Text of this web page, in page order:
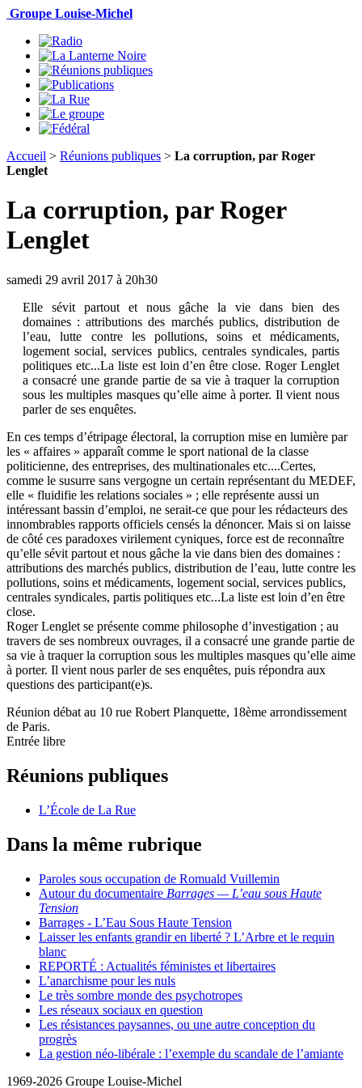
Groupe Louise-Michel
Accueil > Réunions publiques > La corruption, par Roger
Lenglet
La corruption, par Roger
Lenglet
samedi 29 avril 2017 à 20h30
Elle sévit partout et nous gâche la vie dans bien des
domaines : attributions des marchés publics, distribution de
l’eau, lutte contre les pollutions, soins et médicaments,
logement social, services publics, centrales syndicales, partis
politiques etc...La liste est loin d’en être close. Roger Lenglet
a consacré une grande partie de sa vie à traquer la corruption
sous les multiples masques qu’elle aime à porter. Il vient nous
parler de ses enquêtes.
En ces temps d’étripage électoral, la corruption mise en lumière par
les « affaires » apparaît comme le sport national de la classe
politicienne, des entreprises, des multinationales etc....Certes,
comme le susurre sans vergogne un certain représentant du MEDEF,
elle « fluidifie les relations sociales » ; elle représente aussi un
intéressant bassin d’emploi, ne serait-ce que pour les rédacteurs des
innombrables rapports officiels censés la dénoncer. Mais si on laisse
de côté ces paradoxes virilement cyniques, force est de reconnaître
qu’elle sévit partout et nous gâche la vie dans bien des domaines :
attributions des marchés publics, distribution de l’eau, lutte contre les
pollutions, soins et médicaments, logement social, services publics,
centrales syndicales, partis politiques etc...La liste est loin d’en être
close.
Roger Lenglet se présente comme philosophe d’investigation ; au
travers de ses nombreux ouvrages, il a consacré une grande partie de
sa vie à traquer la corruption sous les multiples masques qu’elle aime
à porter. Il vient nous parler de ses enquêtes, puis répondra aux
questions des participant(e)s.
Réunion débat au 10 rue Robert Planquette, 18ème arrondissement
de Paris.
Entrée libre
Réunions publiques
L’École de La Rue
Dans la même rubrique
Paroles sous occupation de Romuald Vuillemin
Autour du documentaire Barrages — L’eau sous Haute
Tension
Barrages - L’Eau Sous Haute Tension
Laisser les enfants grandir en liberté ? L’Arbre et le requin
blanc
REPORTÉ : Actualités féministes et libertaires
L’anarchisme pour les nuls
Le très sombre monde des psychotropes
Les réseaux sociaux en question
Les résistances paysannes, ou une autre conception du
progrès
La gestion néo-libérale : l’exemple du scandale de l’amiante
1969-2026 Groupe Louise-Michel